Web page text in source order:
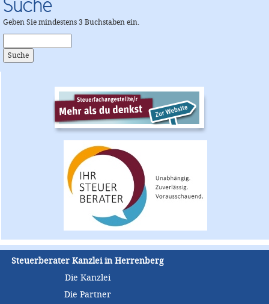
Suche
Geben Sie mindestens 3 Buchstaben ein.
Steuerberater Kanzlei in Herrenberg
Die Kanzlei
Die Partner